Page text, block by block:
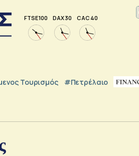
FTSE 100 DAX 30 CAC 40
Τουρισμός #Πετρέλαιο